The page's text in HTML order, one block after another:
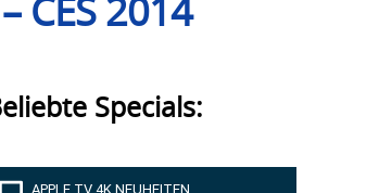
CES 2014
Specials:
APPLE TV 4K NEUHEITEN